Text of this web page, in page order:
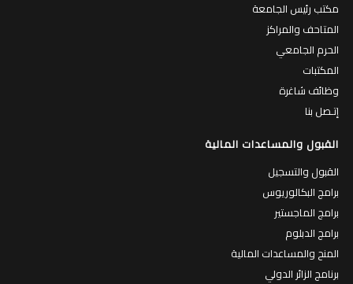
مكتب رئيس الجامعة
المتاحف والمراكز
الحرم الجامعي
المكتبات
وظائف شاغرة
إتـصل بنا
القبول والمساعدات المالية
القبول والتسجيل
برامج البكالوريوس
برامج الماجستير
برامج الدبلوم
المنح والمساعدات المالية
برنامج الزائر الدولي